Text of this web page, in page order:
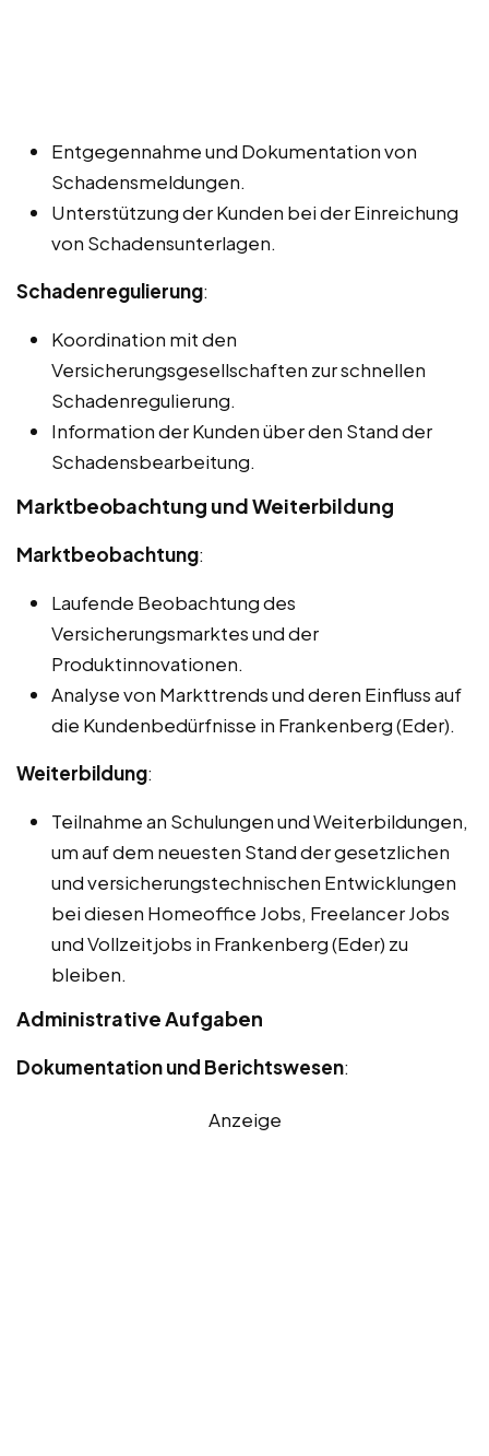
Entgegennahme und Dokumentation von
Schadensmeldungen.
Unterstützung der Kunden bei der Einreichung
von Schadensunterlagen.
Schadenregulierung:
Koordination mit den
Versicherungsgesellschaften zur schnellen
Schadenregulierung.
Information der Kunden über den Stand der
Schadensbearbeitung.
Marktbeobachtung und Weiterbildung
Marktbeobachtung:
Laufende Beobachtung des
Versicherungsmarktes und der
Produktinnovationen.
Analyse von Markttrends und deren Einfluss auf
die Kundenbedürfnisse in Frankenberg (Eder).
Weiterbildung:
Teilnahme an Schulungen und Weiterbildungen,
um auf dem neuesten Stand der gesetzlichen
und versicherungstechnischen Entwicklungen
bei diesen Homeoffice Jobs, Freelancer Jobs
und Vollzeitjobs in Frankenberg (Eder) zu
bleiben.
Administrative Aufgaben
Dokumentation und Berichtswesen:
Anzeige